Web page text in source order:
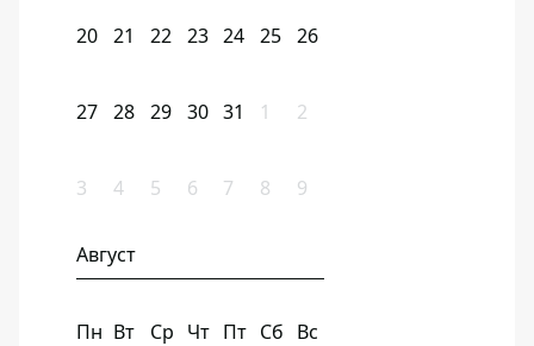
20 21 22 23 24 25 26
27 28 29 30 31 1 2
3 4 5 6 7 8 9
Август
Пн Вт Ср Чт Пт Сб Вс